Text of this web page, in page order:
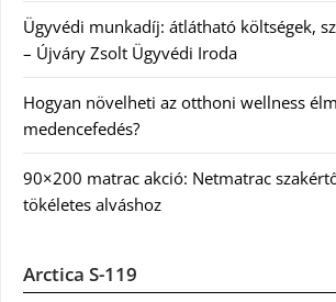
Ügyvédi munkadíj: átlátható költségek,
– Újváry Zsolt Ügyvédi Iroda
Hogyan növelheti az otthoni wellness
medencefedés?
90×200 matrac akció: Netmatrac
tökéletes alváshoz
Arctica S-119